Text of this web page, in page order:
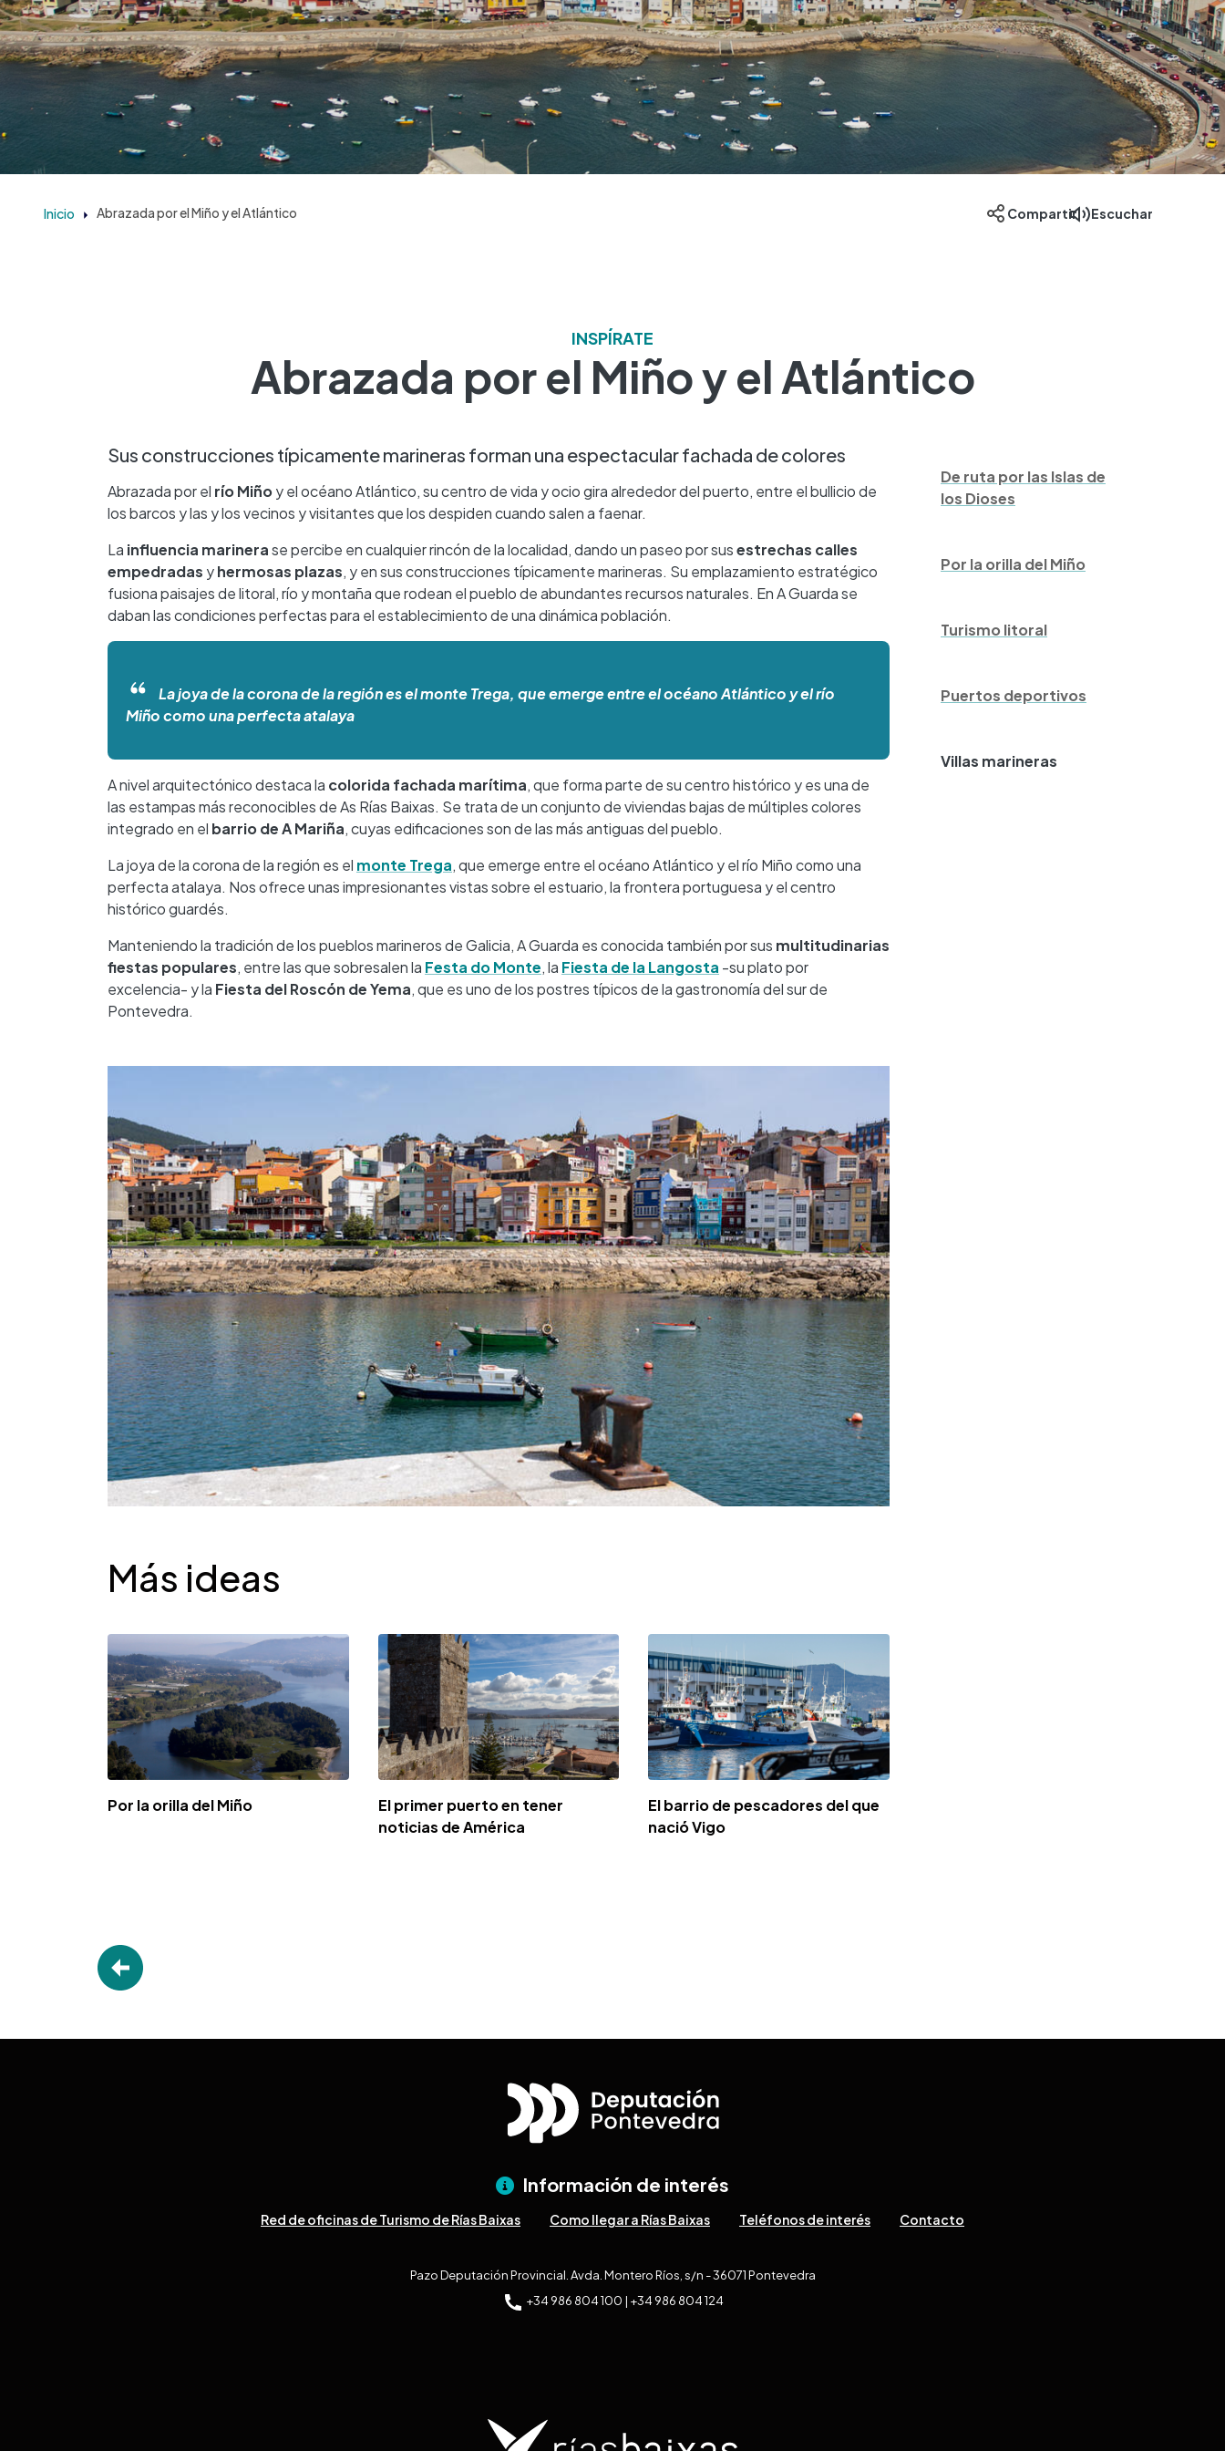
Inicio Abrazada por el Miño y el Atlántico Compartir Escuchar
INSPÍRATE
Abrazada por el Miño y el Atlántico
Sus construcciones típicamente marineras forman una espectacular fachada de colores
Abrazada por el río Miñoy el océano Atlántico, su centro de vida y ocio gira alrededor del puerto, entre el bullicio de
los barcos y las y los vecinos y visitantes que los despiden cuando salen a faenar.
La influencia marinerase percibe en cualquier rincón de la localidad, dando un paseo por susestrechas calles
empedradas yhermosas plazas, y en sus construcciones típicamente marineras. Su emplazamiento estratégico
fusiona paisajes de litoral, río y montaña que rodean el pueblo de abundantes recursos naturales. En A Guarda se
daban las condiciones perfectas para el establecimiento de una dinámica población.
La joya de la corona de la región es el monte Trega, que emerge entre el océano Atlántico y el río
Miño como una perfecta atalaya
A nivel arquitectónico destaca la colorida fachada marítima, que forma parte de su centro histórico y es una de
las estampas más reconocibles de As Rías Baixas. Se trata de un conjunto de viviendas bajas de múltiples colores
integrado en el barrio de A Mariña, cuyas edificaciones son de las más antiguas del pueblo.
La joya de la corona de la región es el monte Trega, que emerge entre el océano Atlántico y el río Miño como una
perfecta atalaya. Nos ofrece unas impresionantes vistas sobre el estuario, la frontera portuguesa y el centro
histórico guardés.
Manteniendo la tradición de los pueblos marineros de Galicia, A Guarda es conocida también por sus multitudinarias
fiestas populares, entre las que sobresalen la Festa do Monte, la Fiesta de la Langosta -su plato por
excelencia- y la Fiesta del Roscón de Yema, que es uno de los postres típicos de la gastronomía del sur de
Pontevedra.
Desplegable
Más ideas
Por la orilla del Miño
El primer puerto en tener
noticias de América
El barrio de pescadores del que
nació Vigo
De ruta por las Islas de
los Dioses
Por la orilla del Miño
Turismo litoral
Puertos deportivos
Villas marineras
Información de interés
Red de oficinas de Turismo de Rías Baixas Como llegar a Rías Baixas Teléfonos de interés Contacto
Pazo Deputación Provincial. Avda. Montero Ríos, s/n - 36071 Pontevedra
+34 986 804 100 | +34 986 804 124